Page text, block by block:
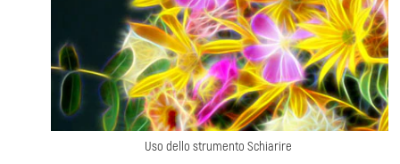
Uso dello strumento Schiarire